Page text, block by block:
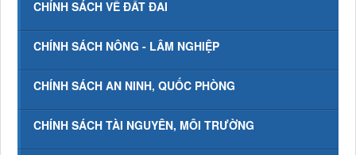
CHÍNH SÁCH VỀ ĐẤT ĐAI
CHÍNH SÁCH NÔNG - LÂM NGHIỆP
CHÍNH SÁCH AN NINH, QUỐC PHÒNG
CHÍNH SÁCH TÀI NGUYÊN, MÔI TRƯỜNG